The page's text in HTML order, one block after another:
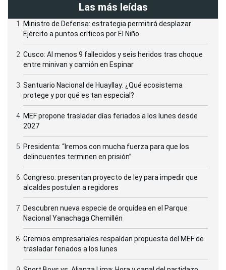
Las más leídas
Ministro de Defensa: estrategia permitirá desplazar
Ejército a puntos críticos por El Niño
Cusco: Al menos 9 fallecidos y seis heridos tras choque
entre minivan y camión en Espinar
Santuario Nacional de Huayllay: ¿Qué ecosistema
protege y por qué es tan especial?
MEF propone trasladar días feriados a los lunes desde
2027
Presidenta: “Iremos con mucha fuerza para que los
delincuentes terminen en prisión”
Congreso: presentan proyecto de ley para impedir que
alcaldes postulen a regidores
Descubren nueva especie de orquídea en el Parque
Nacional Yanachaga Chemillén
Gremios empresariales respaldan propuesta del MEF de
trasladar feriados a los lunes